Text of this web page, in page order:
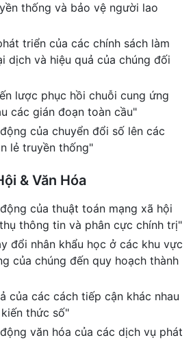
thống và bảo vệ người lao
triển của các chính sách làm
dịch và hiệu quả của chúng đối
lược phục hồi chuỗi cung ứng
các gián đoạn toàn cầu"
của chuyển đổi số lên các
lẻ truyền thống"
& Văn Hóa
của thuật toán mạng xã hội
thông tin và phân cực chính trị"
đổi nhân khẩu học ở các khu vực
của chúng đến quy hoạch thành
của các cách tiếp cận khác nhau
thức số"
văn hóa của các dịch vụ phát